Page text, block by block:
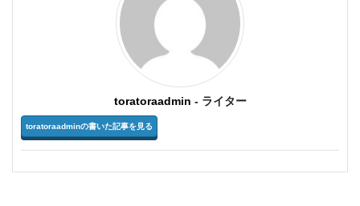
toratoraadmin - ライター
toratoraadminの書いた記事を見る